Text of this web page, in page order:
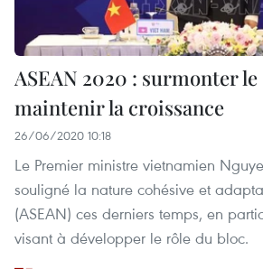
ASEAN 2020 : surmonter
maintenir la croissance
26/06/2020 10:18
Le Premier ministre vietnamien
souligné la nature cohésive et
(ASEAN) ces derniers temps, en
visant à développer le rôle du bloc.